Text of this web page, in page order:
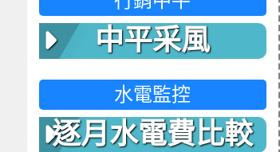
中平采風
水電監控
逐月水電費比較